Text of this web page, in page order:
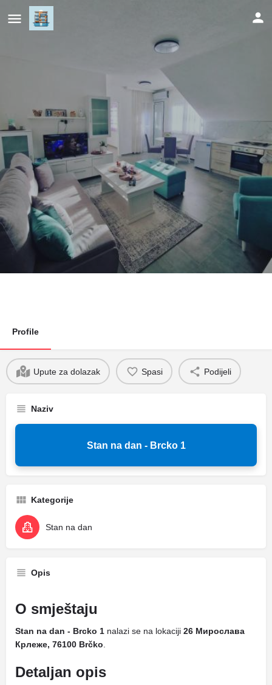
Stan na dan - Brcko 1
Profile
Upute za dolazak Spasi Podijeli
Naziv
Stan na dan - Brcko 1
Kategorije
Stan na dan
Opis
O smještaju
Stan na dan - Brcko 1 nalazi se na lokaciji 26 Мирослава
Крлеже, 76100 Brčko
Detaljan opis